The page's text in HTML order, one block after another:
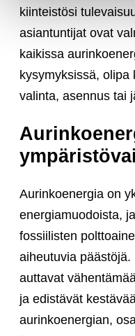
kiinteistösi
asiantuntijat ovat
kaikissa
kysymyksissä, olipa
valinta, asennus tai
Aurinkoenergia on
energiamuodoista,
fossiilisten
aiheutuvia
auttavat
ja edistävät
aurinkoenergian,